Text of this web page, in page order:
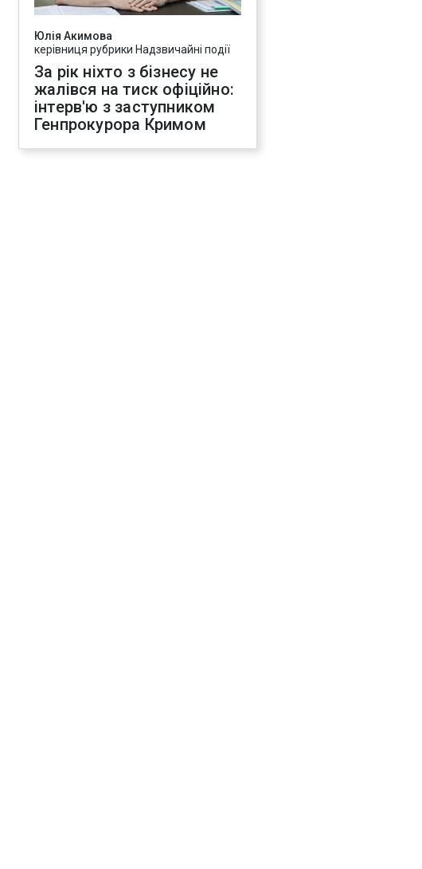
Юлія Акимова
керівниця рубрики Надзвичайні події
За рік ніхто з бізнесу не
жалівся на тиск офіційно:
інтерв'ю з заступником
Генпрокурора Кримом